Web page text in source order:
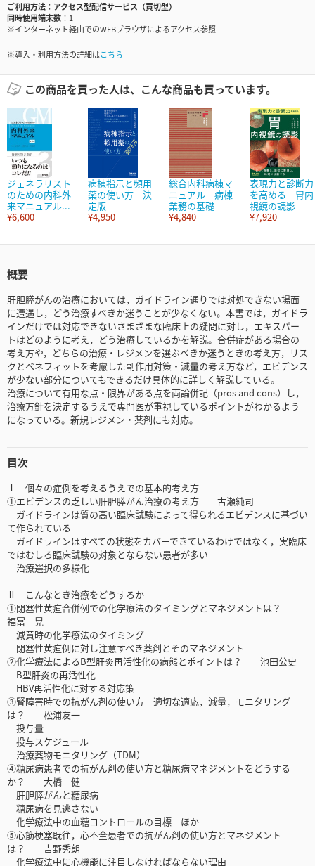
ご利用方法
アクセス型配信サービス（買切型）
同時使用端末数
1
※インターネット経由でのWEBブラウザによるアクセス参照
※導入・利用方法の詳細はこちら
この商品を買った人は、こんな商品も買っています。
ジェネラリスト
のための内科外
来マニュアル...
¥6,600
病棟指示と頻用
薬の使い方 決
定版
¥4,950
総合内科病棟マ
ニュアル 病棟
業務の基礎
¥4,840
表現力と診断力
を高める 胃内
視鏡の読影
¥7,920
概要
肝胆膵がんの治療においては，ガイドライン通りでは対処できない場面
に遭遇し，どう治療すべきか迷うことが少なくない。本書では，ガイドラ
インだけでは対応できないさまざまな臨床上の疑問に対し，エキスパー
トはどのように考え，どう治療しているかを解説。合併症がある場合の
考え方や，どちらの治療・レジメンを選ぶべきか迷うときの考え方，リス
クとベネフィットを考慮した副作用対策・減量の考え方など，エビデンス
が少ない部分についてもできるだけ具体的に詳しく解説している。
治療について有用な点・限界がある点を両論併記（pros and cons）し，
治療方針を決定するうえで専門医が重視しているポイントがわかるよう
になっている。新規レジメン・薬剤にも対応。
目次
Ⅰ 個々の症例を考えるうえでの基本的考え方
①エビデンスの乏しい肝胆膵がん治療の考え方 古瀬純司
ガイドラインは質の高い臨床試験によって得られるエビデンスに基づい
て作られている
ガイドラインはすべての状態をカバーできているわけではなく，実臨床
ではむしろ臨床試験の対象とならない患者が多い
治療選択の多様化
Ⅱ こんなとき治療をどうするか
①閉塞性黄疸合併例での化学療法のタイミングとマネジメントは？
福冨 晃
減黄時の化学療法のタイミング
閉塞性黄疸例に対し注意すべき薬剤とそのマネジメント
②化学療法によるB型肝炎再活性化の病態とポイントは？ 池田公史
B型肝炎の再活性化
HBV再活性化に対する対応策
③腎障害時での抗がん剤の使い方─適切な適応，減量，モニタリング
は？ 松浦友一
投与量
投与スケジュール
治療薬物モニタリング（TDM）
④糖尿病患者での抗がん剤の使い方と糖尿病マネジメントをどうする
か？ 大橋 健
肝胆膵がんと糖尿病
糖尿病を見逃さない
化学療法中の血糖コントロールの目標 ほか
⑤心筋梗塞既往，心不全患者での抗がん剤の使い方とマネジメント
は？ 吉野秀朗
化学療法中に心機能に注目しなければならない理由